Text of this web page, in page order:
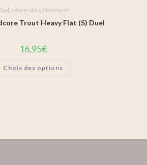
, Leurres durs, Non classé
Trout Heavy Flat (S) Duel
16,95€
Choix des options